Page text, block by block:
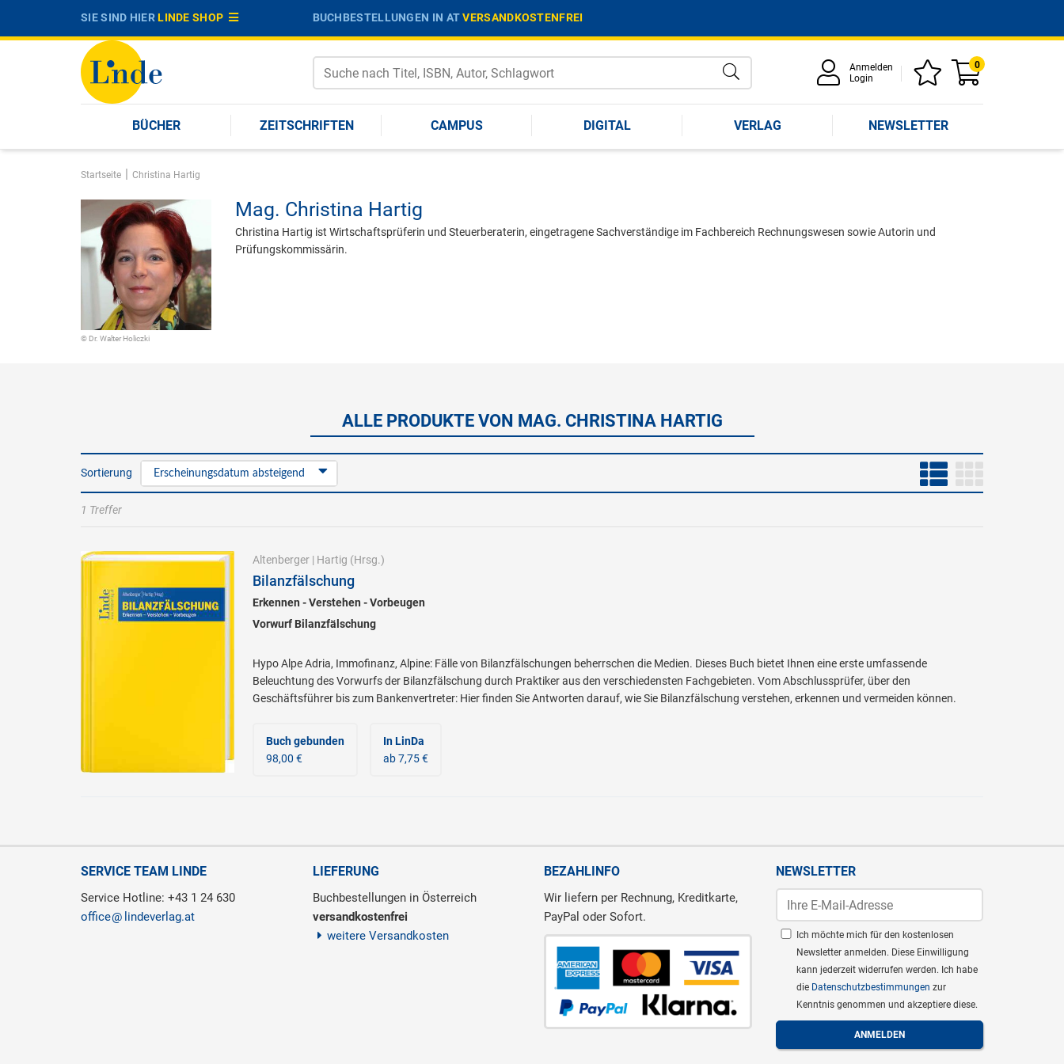
SIE SIND HIERLINDE SHOP BUCHBESTELLUNGEN IN ATVERSANDKOSTENFREI
Anmelden
Login
0
BÜCHER ZEITSCHRIFTEN CAMPUS DIGITAL VERLAG NEWSLETTER
Startseite | Christina Hartig
© Dr. Walter Holiczki
Mag. Christina Hartig
Christina Hartig ist Wirtschaftsprüferin und Steuerberaterin, eingetragene Sachverständige im Fachbereich Rechnungswesen sowie Autorin und
Prüfungskommissärin.
ALLE PRODUKTE VON MAG. CHRISTINA HARTIG
Sortierung Erscheinungsdatum absteigend
1 Treffer
Altenberger| Hartig (Hrsg.)
Bilanzfälschung
Erkennen - Verstehen - Vorbeugen
Vorwurf Bilanzfälschung
Hypo Alpe Adria, Immofinanz, Alpine: Fälle von Bilanzfälschungen beherrschen die Medien. Dieses Buch bietet Ihnen eine erste umfassende
Beleuchtung des Vorwurfs der Bilanzfälschung durch Praktiker aus den verschiedensten Fachgebieten. Vom Abschlussprüfer, über den
Geschäftsführer bis zum Bankenvertreter: Hier finden Sie Antworten darauf, wie Sie Bilanzfälschung verstehen, erkennen und vermeiden können.
Buch gebunden
98,00 €
In LinDa
ab 7,75 €
SERVICE TEAM LINDE
Service Hotline: +43 1 24 630
office
lindeverlag.at
LIEFERUNG
Buchbestellungen in Österreich
versandkostenfrei
weitere Versandkosten
BEZAHLINFO
Wir liefern per Rechnung, Kreditkarte,
PayPal oder Sofort.
NEWSLETTER
Ich möchte mich für den kostenlosen
Newsletter anmelden. Diese Einwilligung
kann jederzeit widerrufen werden. Ich habe
die Datenschutzbestimmungen zur
Kenntnis genommen und akzeptiere diese.